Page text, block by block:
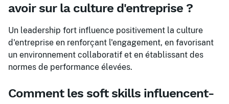
avoir sur la culture d'entreprise ?
Un leadership fort influence positivement la culture
d'entreprise en renforçant l'engagement, en favorisant
un environnement collaboratif et en établissant des
normes de performance élevées.
Comment les soft skills influencent-